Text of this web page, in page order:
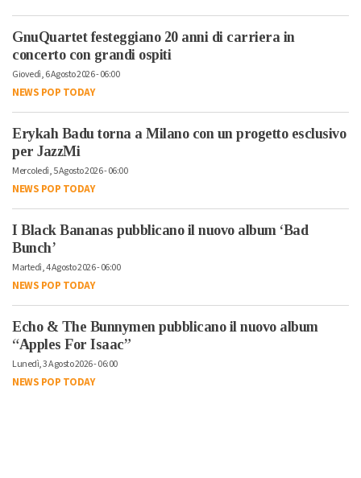
GnuQuartet festeggiano 20 anni di carriera in
concerto con grandi ospiti
Giovedì, 6 Agosto 2026 - 06:00
NEWS POP TODAY
Erykah Badu torna a Milano con un progetto esclusivo
per JazzMi
Mercoledì, 5 Agosto 2026 - 06:00
NEWS POP TODAY
I Black Bananas pubblicano il nuovo album ‘Bad
Bunch’
Martedì, 4 Agosto 2026 - 06:00
NEWS POP TODAY
Echo & The Bunnymen pubblicano il nuovo album
“Apples For Isaac”
Lunedì, 3 Agosto 2026 - 06:00
NEWS POP TODAY